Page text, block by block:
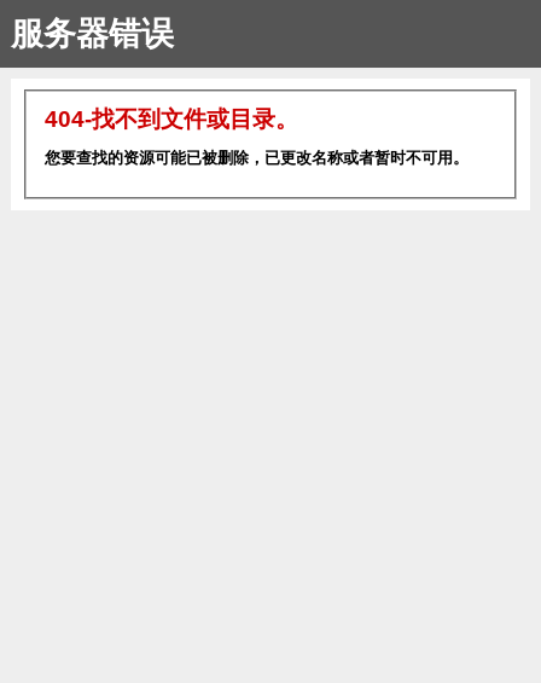
服务器错误
404-找不到文件或目录。
您要查找的资源可能已被删除，已更改名称或者暂时不可用。